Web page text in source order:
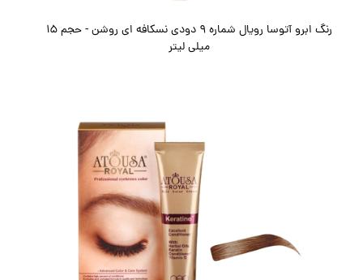
رنگ ابرو آتوسا رویال شماره 9 دودی نسکافه ای روشن - حجم 15
میلی لیتر